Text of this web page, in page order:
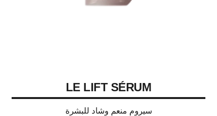
LE LIFT SÉRUM
سيروم منعم وشاد للبشرة